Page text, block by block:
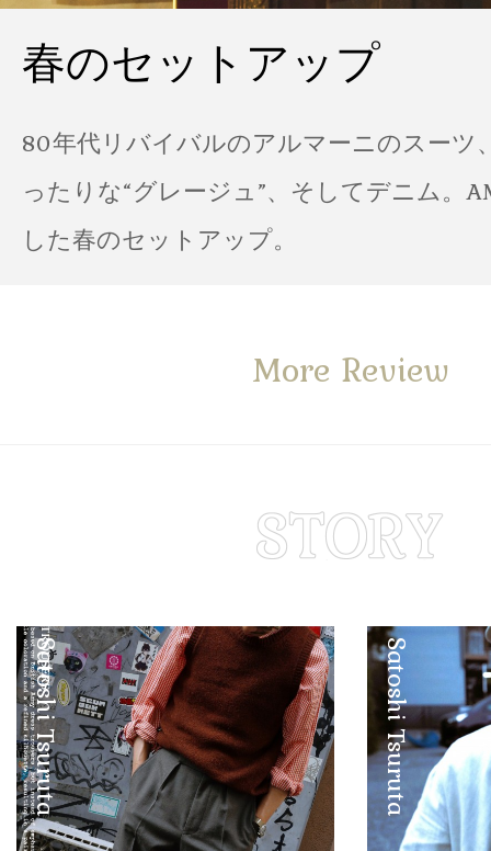
春のセットアップ
80年代リバイバルのアルマーニのスーツ
ったりな“グレージュ”、そしてデニム。
した春のセットアップ。
More Review
Satoshi Tsuruta Satoshi Tsuruta